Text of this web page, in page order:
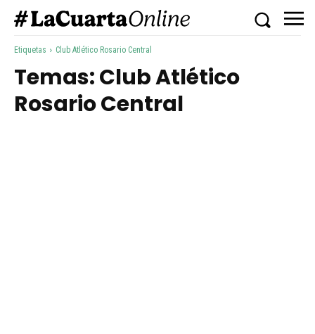
Etiquetas Club Atlético Rosario Central
Temas:Club Atlético
Rosario Central